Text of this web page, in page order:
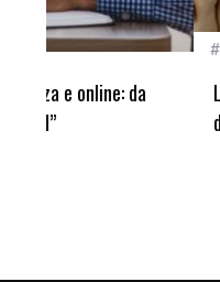
#studentiunifi
Laureata Unifi
del Premio